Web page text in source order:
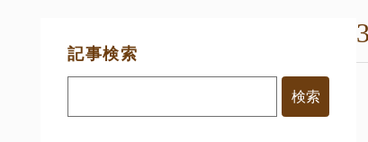
サ
ニ
記事検索